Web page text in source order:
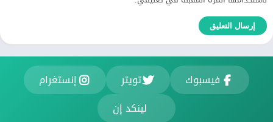
فيسبوك تويتر
إنستغرام
لينكد إن